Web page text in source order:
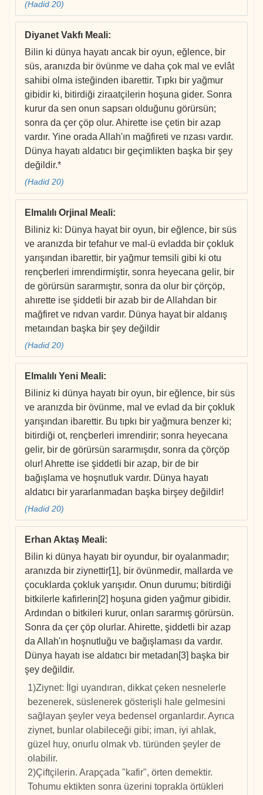
(Hadid 20)
Diyanet Vakfı Meali:
Bilin ki dünya hayatı ancak bir oyun, eğlence, bir
süs, aranızda bir övünme ve daha çok mal ve evlât
sahibi olma isteğinden ibarettir. Tıpkı bir yağmur
gibidir ki, bitirdiği ziraatçilerin hoşuna gider. Sonra
kurur da sen onun sapsarı olduğunu görürsün;
sonra da çer çöp olur. Ahirette ise çetin bir azap
vardır. Yine orada Allah'ın mağfireti ve rızası vardır.
Dünya hayatı aldatıcı bir geçimlikten başka bir şey
değildir.*
(Hadid 20)
Elmalılı Orjinal Meali:
Biliniz ki: Dünya hayat bir oyun, bir eğlence, bir süs
ve aranızda bir tefahur ve mal-ü evladda bir çokluk
yarışından ibarettir, bir yağmur temsili gibi ki otu
rençberleri imrendirmiştir, sonra heyecana gelir, bir
de görürsün sararmıştır, sonra da olur bir çörçöp,
ahırette ise şiddetli bir azab bir de Allahdan bir
mağfiret ve rıdvan vardır. Dünya hayat bir aldanış
metaından başka bir şey değildir
(Hadid 20)
Elmalılı Yeni Meali:
Biliniz ki dünya hayatı bir oyun, bir eğlence, bir süs
ve aranızda bir övünme, mal ve evlad da bir çokluk
yarışından ibarettir. Bu tıpkı bir yağmura benzer ki;
bitirdiği ot, rençberleri imrendirir; sonra heyecana
gelir, bir de görürsün sararmışdır, sonra da çörçöp
olur! Ahrette ise şiddetli bir azap, bir de bir
bağışlama ve hoşnutluk vardır. Dünya hayatı
aldatıcı bir yararlanmadan başka birşey değildir!
(Hadid 20)
Erhan Aktaş Meali:
Bilin ki dünya hayatı bir oyundur, bir oyalanmadır;
aranızda bir ziynettir[1], bir övünmedir, mallarda ve
çocuklarda çokluk yarışıdır. Onun durumu; bitirdiği
bitkilerle kafirlerin[2] hoşuna giden yağmur gibidir.
Ardından o bitkileri kurur, onları sararmış görürsün.
Sonra da çer çöp olurlar. Ahirette, şiddetli bir azap
da Allah'ın hoşnutluğu ve bağışlaması da vardır.
Dünya hayatı ise aldatıcı bir metadan[3] başka bir
şey değildir.
1)Ziynet: İlgi uyandıran, dikkat çeken nesnelerle
bezenerek, süslenerek gösterişli hale gelmesini
sağlayan şeyler veya bedensel organlardır. Ayrıca
ziynet, bunlar olabileceği gibi; iman, iyi ahlak,
güzel huy, onurlu olmak vb. türünden şeyler de
olabilir.
2)Çiftçilerin. Arapçada "kafir", örten demektir.
Tohumu ektikten sonra üzerini toprakla örtükleri